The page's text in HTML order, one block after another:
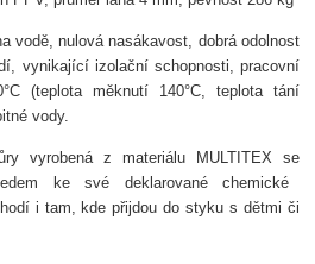
vodě, nulová nasákavost, dobrá odolnost
í, vynikající izolační schopnosti, pracovní
(teplota měknutí 140°C, teplota tání
vody.
vyrobená z materiálu MULTITEX se
ke své deklarované chemické
i tam, kde přijdou do styku s dětmi či